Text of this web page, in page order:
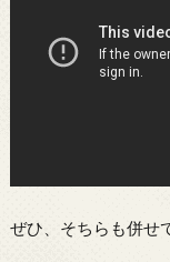
ぜひ、そちらも併せ